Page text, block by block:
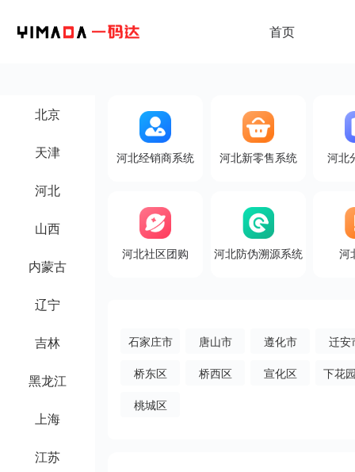
首页
北京
天津
河北
山西
内蒙古
辽宁
吉林
黑龙江
上海
江苏
河北经销商系统 河北新零售系统 河北
河北社区团购 河北防伪溯源系统 河
石家庄市 唐山市 遵化市
迁安
桥东区
桥西区 宣化区
下花
桃城区